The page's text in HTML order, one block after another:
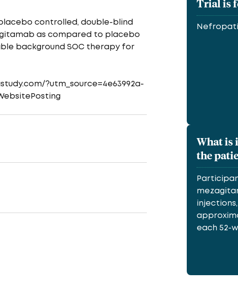
controlled, double-blind
as compared to placebo
background SOC therapy for
?utm_source=4e63992a-
Trial is
What is
the
each 52-